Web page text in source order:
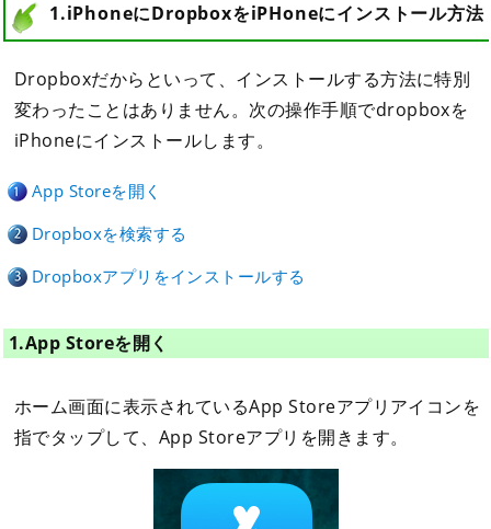
1.iPhoneにDropboxをiPHoneにインストール方法
Dropboxだからといって、インストールする方法に特別
変わったことはありません。次の操作手順でdropboxを
iPhoneにインストールします。
App Storeを開く
Dropboxを検索する
Dropboxアプリをインストールする
1.App Storeを開く
ホーム画面に表示されているApp Storeアプリアイコンを
指でタップして、App Storeアプリを開きます。